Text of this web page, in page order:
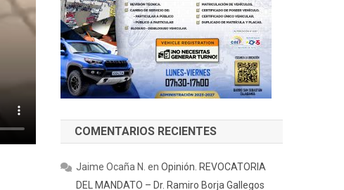
COMENTARIOS RECIENTES
Jaime Ocaña N. enOpinión. REVOCATORIA
DEL MANDATO – Dr. Ramiro Borja Gallegos